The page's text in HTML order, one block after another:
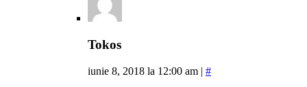
Tokos
iunie 8, 2018 la 12:00 am | #